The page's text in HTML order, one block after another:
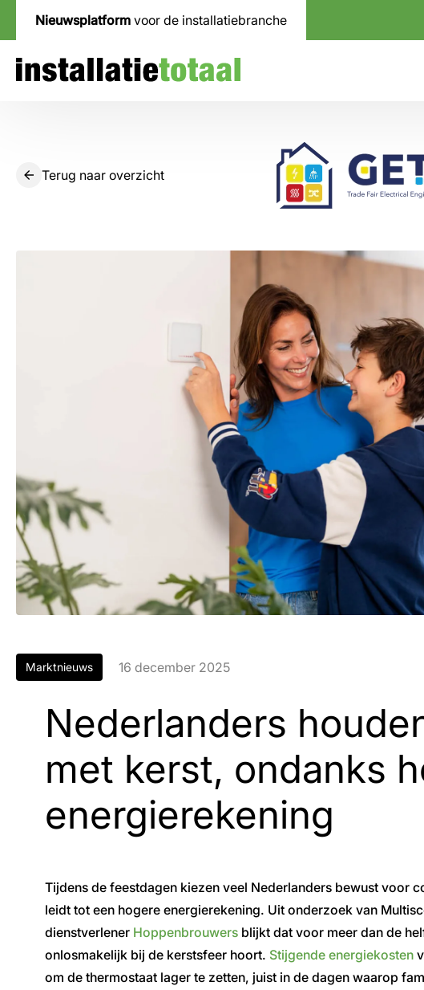
Nieuwsplatform voor de installatiebranche
Terug naar overzicht
Marktnieuws 16 december 2025
Nederlanders
met kerst, ondanks
energierekening
Tijdens de feestdagen kiezen veel Nederlanders bewust voor
leidt tot een hogere energierekening. Uit onderzoek van
dienstverlener Hoppenbrouwers blijkt dat voor meer dan de
onlosmakelijk bij de kerstsfeer hoort. Stijgende energiekosten
om de thermostaat lager te zetten, juist in de dagen waarop